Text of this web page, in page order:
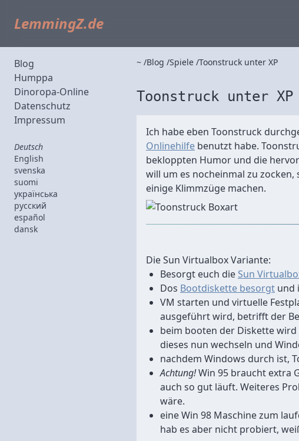
LemmingZ.de
Blog
Humppa
Dinoropa-Online
Datenschutz
Impressum
Deutsch
English
svenska
suomi
українська
русский
español
dansk
~ Blog Spiele Toonstruck unter XP
Toonstruck unter XP
Ich habe eben Toonstruck
Onlinehilfe benutzt habe.
bekloppten Humor und die
will um es nocheinmal zu
einige Klimmzüge machen.
Die Sun Virtualbox Variante:
Besorgt euch die Sun
Dos Bootdiskette besorgt und
VM starten und virtuelle
ausgeführt wird, betrifft der
beim booten der Diskette
dieses nun wechseln und
nachdem Windows durch ist,
Achtung!Win 95 braucht extra
auch so gut läuft. Weiteres
wäre.
eine Win 98 Maschine zum
hab es aber nicht probiert,